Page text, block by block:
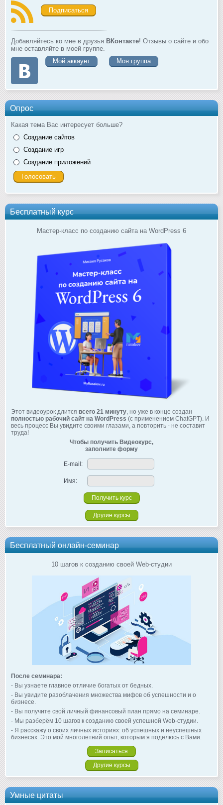
Подписаться
Добавляйтесь ко мне в друзья ВКонтакте! Отзывы о сайте и обо
мне оставляйте в моей группе.
Мой аккаунт
Моя группа
Опрос
Какая тема Вас интересует больше?
Создание сайтов
Создание игр
Создание приложений
Бесплатный курс
Мастер-класс по созданию сайта на WordPress 6
Этот видеоурок длится всего 21 минуту, но уже в конце создан
полностью рабочий сайт на WordPress (с применением ChatGPT). И
весь процесс Вы увидите своими глазами, а повторить - не составит
труда!
Чтобы получить Видеокурс,
заполните форму
E-mail:
Имя:
Другие курсы
Бесплатный онлайн-семинар
10 шагов к созданию своей Web-студии
После семинара:
- Вы узнаете главное отличие богатых от бедных.
- Вы увидите разоблачения множества мифов об успешности и о
бизнесе.
- Вы получите свой личный финансовый план прямо на семинаре.
- Мы разберём 10 шагов к созданию своей успешной Web-студии.
- Я расскажу о своих личных историях: об успешных и неуспешных
бизнесах. Это мой многолетний опыт, которым я поделюсь с Вами.
Записаться
Другие курсы
Умные цитаты